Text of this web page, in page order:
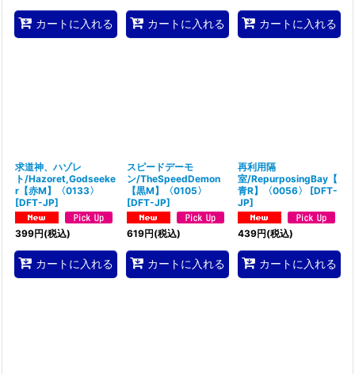
カートに入れる カートに入れる カートに入れる
求道神、ハゾレ
ト/Hazoret,Godseeke
r【赤M】〈0133〉
[DFT-JP]
399円(税込)
カートに入れる
スピードデーモ
ン/TheSpeedDemon
【黒M】〈0105〉
[DFT-JP]
619円(税込)
カートに入れる
再利用隔
室/RepurposingBay【
青R】〈0056〉
[DFT-
JP]
439円(税込)
カートに入れる